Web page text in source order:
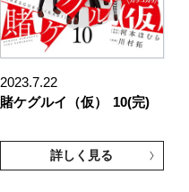
2023.7.22
賭ケグルイ（仮）
10(完)
詳しく見る